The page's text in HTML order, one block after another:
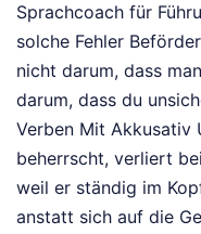
Sprachcoach für
solche Fehler
nicht darum, dass
darum, dass du
Verben Mit Akkusativ
beherrscht, verliert
weil er ständig im
anstatt sich auf die